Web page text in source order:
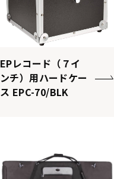
EPレコード（７イ
ンチ）用ハードケー
ス EPC-70/BLK